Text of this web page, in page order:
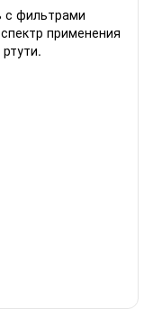
с фильтрами
применения